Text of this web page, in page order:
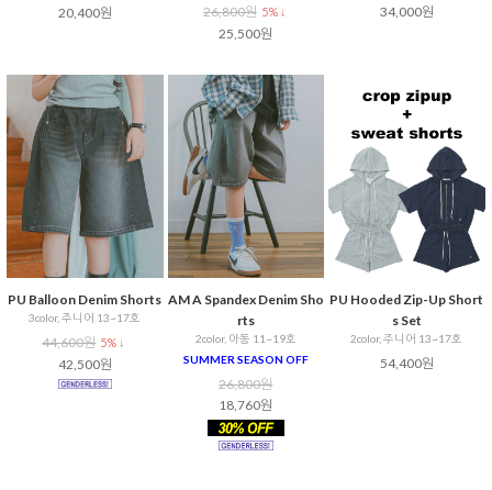
20,400원 26,800원 5% ↓
25,500원
34,000원
PU Balloon Denim Shorts
3color, 주니어 13~17호
44,600원 5% ↓
42,500원
AM A Spandex Denim Sho
rts
2color, 아동 11~19호
SUMMER SEASON OFF
26,800원
18,760원
PU Hooded Zip-Up Short
s Set
2color, 주니어 13~17호
54,400원